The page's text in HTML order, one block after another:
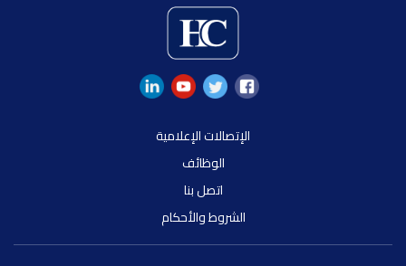
الإتصالات الإعلامية
الوظائف
اتصل بنا
الشروط والأحكام